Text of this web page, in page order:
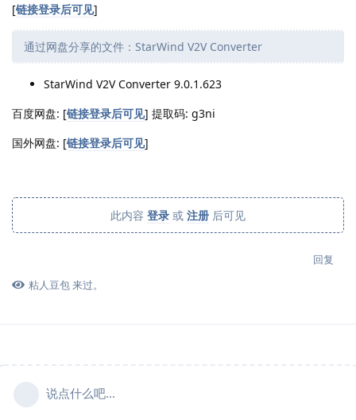
[链接登录后可见]
通过网盘分享的文件：StarWind V2V Converter
StarWind V2V Converter 9.0.1.623
百度网盘: [链接登录后可见] 提取码: g3ni
国外网盘: [链接登录后可见]
此内容 登录 或 注册 后可见
回复
粘人豆包来过。
说点什么吧...